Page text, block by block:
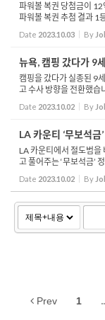
파워볼 복권 당첨금이 12
파워볼 복권 추첨 결과 1
습니다. 이에 따라 내일
러 이상...
Date 2023.10.03 By
뉴욕, 캠핑 갔다가 9
캠핑을 갔다가 실종된 9
고 수사 방향을 전환했습
핑을 하던 9세 소녀 샬
니다. ...
Date 2023.10.02 By
LA 카운티 ‘무보석
LA 카운티에서 절도범을
고 풀어주는 ‘무보석금’
단해 달라며 소송을 제
Date 2023.10.02 By
Prev 1